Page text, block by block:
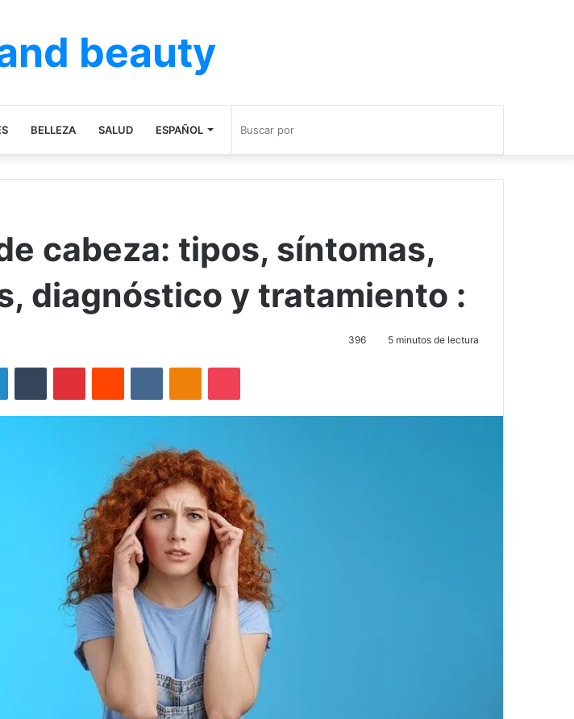
beauty
BELLEZA SALUD ESPAÑOL
por
cabeza: tipos, síntomas,
diagnóstico y tratamiento :
396 5 minutos de lectura
LinkedInTumblr PinterestReddit VKontakteOdnoklassniki
Pocket